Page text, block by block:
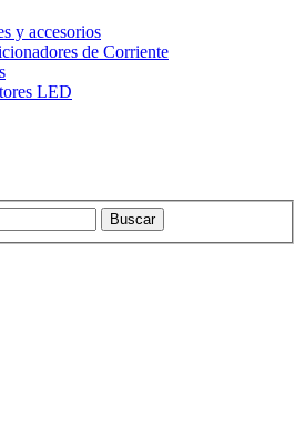
y accesorios
de Corriente
LED
Buscar